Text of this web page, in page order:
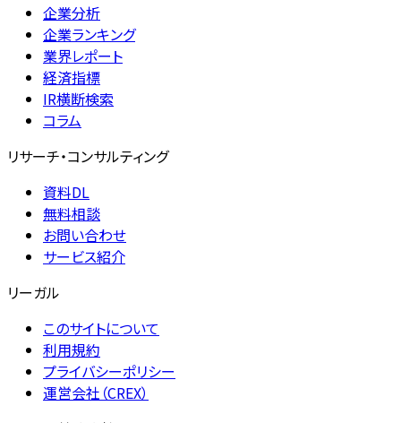
企業分析
企業ランキング
業界レポート
経済指標
IR横断検索
コラム
リサーチ・コンサルティング
資料DL
無料相談
お問い合わせ
サービス紹介
リーガル
このサイトについて
利用規約
プライバシーポリシー
運営会社（CREX）